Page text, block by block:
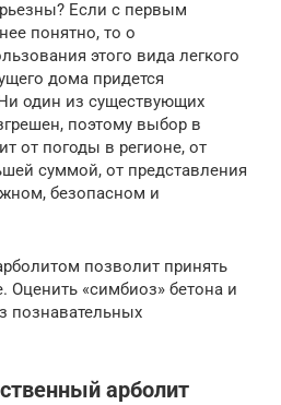
Если с первым
понятно, то о
этого вида легкого
дома придется
один из существующих
поэтому выбор в
от погоды в регионе, от
суммой, от представления
безопасном и
позволит принять
Оценить «симбиоз» бетона и
познавательных
арболит